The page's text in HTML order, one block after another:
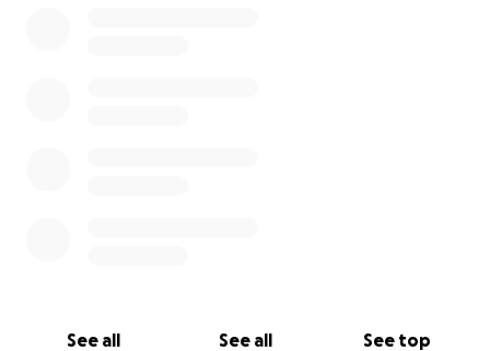
See all See all See top